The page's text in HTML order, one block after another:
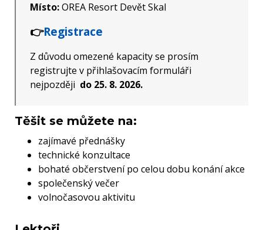
Místo:OREA Resort Devět Skal
👉Registrace
Z důvodu omezené kapacity se prosím
registrujte v přihlašovacím formuláři
nejpozději do 25. 8. 2026.
Těšit se můžete na:
zajímavé přednášky
technické konzultace
bohaté občerstvení po celou dobu konání akce
společenský večer
volnočasovou aktivitu